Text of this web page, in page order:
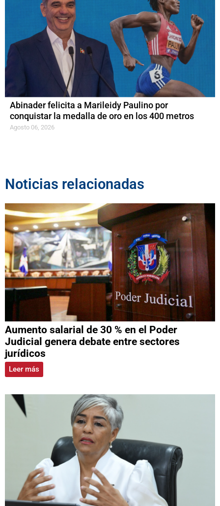
Abinader felicita a Marileidy Paulino por
conquistar la medalla de oro en los 400 metros
Agosto 06, 2026
Noticias relacionadas
Aumento salarial de 30 % en el Poder
Judicial genera debate entre sectores
jurídicos
Leer más